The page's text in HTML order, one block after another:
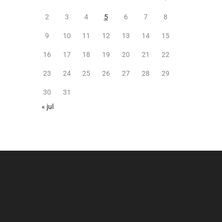
2 3 4 5 6 7 8
9 10 11 12 13 14 15
16 17 18 19 20 21 22
23 24 25 26 27 28 29
30
31
« jul